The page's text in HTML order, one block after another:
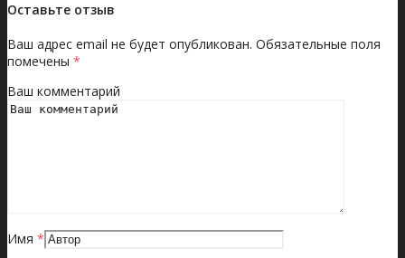
Оставьте отзыв
Ваш адрес email не будет опубликован. Обязательные поля
помечены *
Ваш комментарий
Имя *